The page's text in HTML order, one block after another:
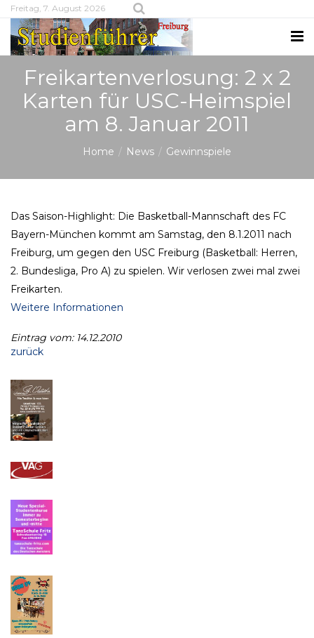
Freitag, 7. August 2026
Freikartenverlosung: 2 x 2
Karten für USC-Heimspiel
am 8. Januar 2011
Home News Gewinnspiele
Das Saison-Highlight: Die Basketball-Mannschaft des FC
Bayern-München kommt am Samstag, den 8.1.2011 nach
Freiburg, um gegen den USC Freiburg (Basketball: Herren,
2. Bundesliga, Pro A) zu spielen. Wir verlosen zwei mal zwei
Freikarten.
Weitere Informationen
Eintrag vom: 14.12.2010
zurück